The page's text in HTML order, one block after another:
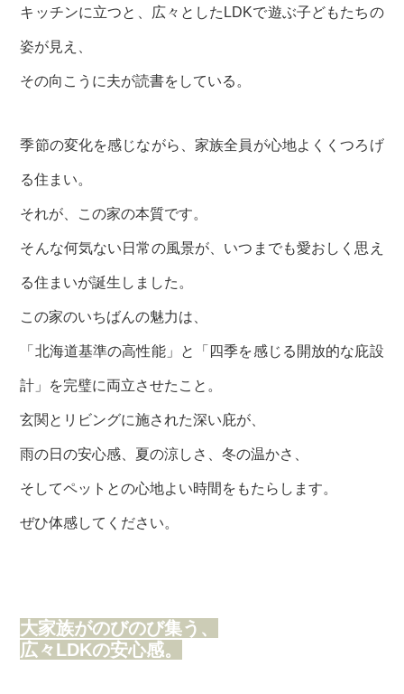
キッチンに立つと、広々としたLDKで遊ぶ子どもたちの
姿が見え、
その向こうに夫が読書をしている。
季節の変化を感じながら、家族全員が心地よくくつろげ
る住まい。
それが、この家の本質です。
そんな何気ない日常の風景が、いつまでも愛おしく思え
る住まいが誕生しました。
この家のいちばんの魅力は、
「北海道基準の高性能」と「四季を感じる開放的な庇設
計」を完璧に両立させたこと。
玄関とリビングに施された深い庇が、
雨の日の安心感、夏の涼しさ、冬の温かさ、
そしてペットとの心地よい時間をもたらします。
ぜひ体感してください。
大家族がのびのび集う、
広々LDKの安心感。